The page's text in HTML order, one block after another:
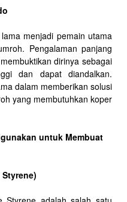
menjadi pemain utama
Pengalaman panjang
dirinya sebagai
dan dapat diandalkan.
dalam memberikan solusi
yang membutuhkan koper
untuk Membuat